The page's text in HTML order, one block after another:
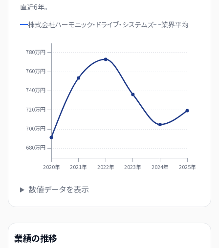
直近6年。
株式会社ハーモニック・ドライブ・システムズ
業界平均
680万円
700万円
720万円
740万円
760万円
780万円
2020年 2021年 2022年 2023年 2024年 2025年
数値データを表示
業績の推移